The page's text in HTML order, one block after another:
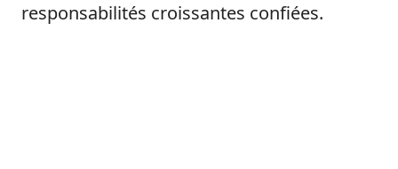
responsabilités croissantes confiées.